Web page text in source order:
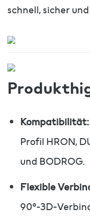
schnell, sicher
Kompatibilität:
Profil HRON,
und BODROG.
Flexible
90°-3D-